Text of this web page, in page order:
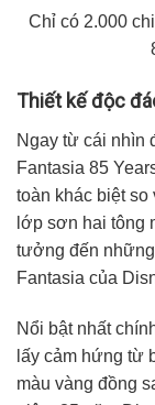
Chỉ có 2.000
Thiết kế độc
Ngay từ cái nhìn
Fantasia 85
toàn khác biệt
lớp sơn hai tông
tưởng đến
Fantasia của
Nổi bật nhất
lấy cảm hứng từ
màu vàng đồng